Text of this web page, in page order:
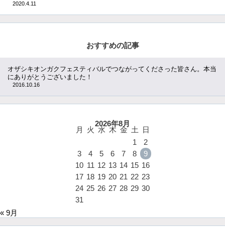
2020.4.11
おすすめの記事
オザシキオンガクフェスティバルでつながってくださった皆さん。本当
にありがとうございました！
2016.10.16
2026年8月
月 火 水 木 金 土
日
1
2
3
4 5 6 7 8
9
10 11 12 13 14 15 16
17 18 19 20 21 22 23
24 25 26 27 28 29 30
31
« 9月